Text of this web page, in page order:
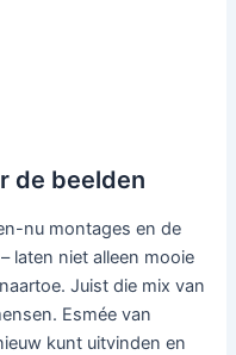
de beelden
nu montages en de
laten niet alleen mooie
Juist die mix van
Esmée van
kunt uitvinden en